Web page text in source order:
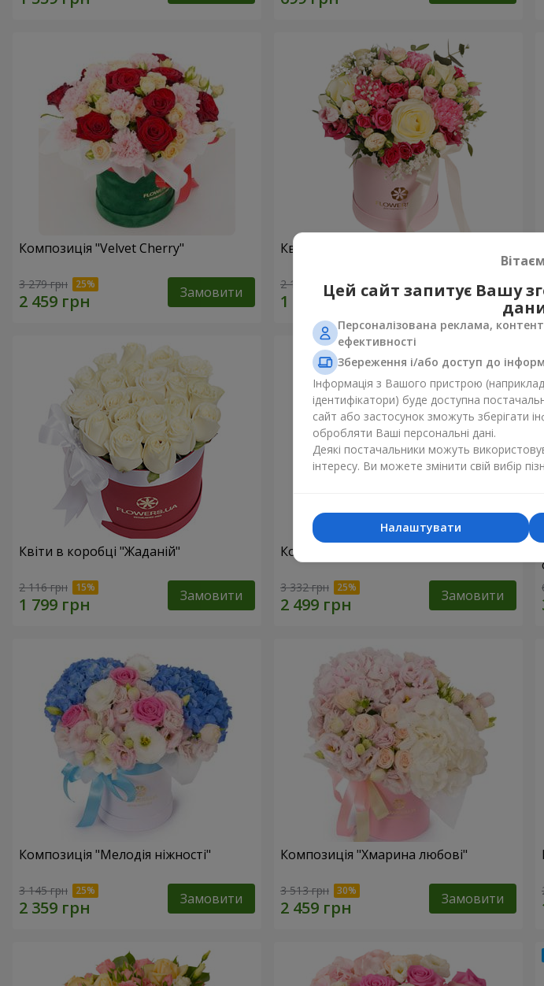
Композиція "Velvet Cherry"
3 279 грн Замовити
Квіти в коробці "Помпадур"
2 124 грн Замовити
Квіти в коробці "Жаданій"
2 116 грн Замовити
Композиція "Lady in Red"
3 332 грн Замовити
Композиція "Мелодія ніжності"
3 145 грн Замовити
Композиція "Хмарина любові"
3 513 грн Замовити
Цей сайт запитує Вашу
Персоналізована реклама,
ефективності
Збереження і/або доступ до
Інформація з Вашого пристрою
ідентифікатори) буде доступна
сайт або застосунок зможуть зберігати
обробляти Ваші персональні дані.
Деякі постачальники можуть
інтересу. Ви можете змінити свій вибір
Налаштувати